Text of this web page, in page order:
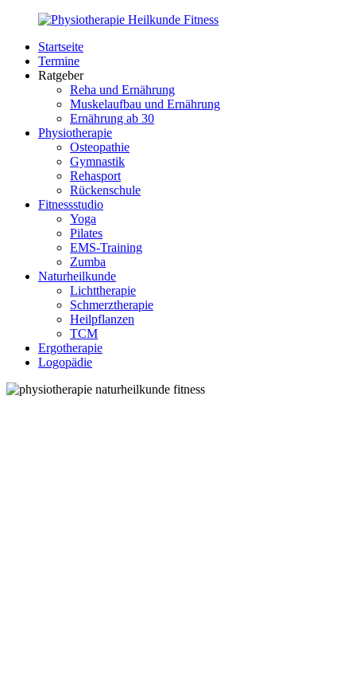
Zurück
Inhalt
PhysioMed-
Fit.de
Gesundheit
Startseite
Termine
Ratgeber
Reha und Ernährung
Muskelaufbau und Ernährung
Ernährung ab 30
Physiotherapie
Osteopathie
Gymnastik
Rehasport
Rückenschule
Fitnessstudio
Yoga
Pilates
EMS-Training
Zumba
Naturheilkunde
Lichttherapie
Schmerztherapie
Heilpflanzen
TCM
Ergotherapie
Logopädie